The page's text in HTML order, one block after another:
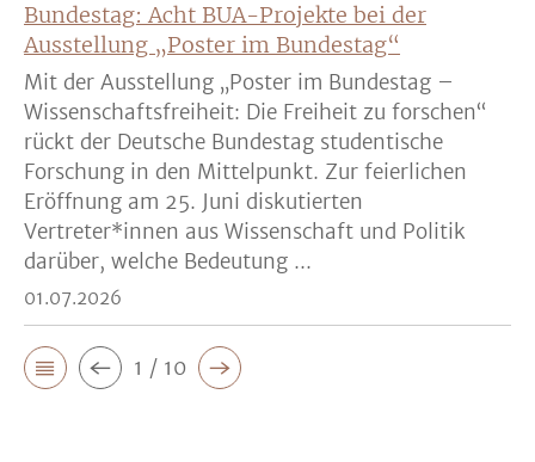
Bundestag: Acht BUA-Projekte bei der
Ausstellung „Poster im Bundestag“
Mit der Ausstellung „Poster im Bundestag –
Wissenschaftsfreiheit: Die Freiheit zu forschen“
rückt der Deutsche Bundestag studentische
Forschung in den Mittelpunkt. Zur feierlichen
Eröffnung am 25. Juni diskutierten
Vertreter*innen aus Wissenschaft und Politik
darüber, welche Bedeutung ...
01.07.2026
1 / 10